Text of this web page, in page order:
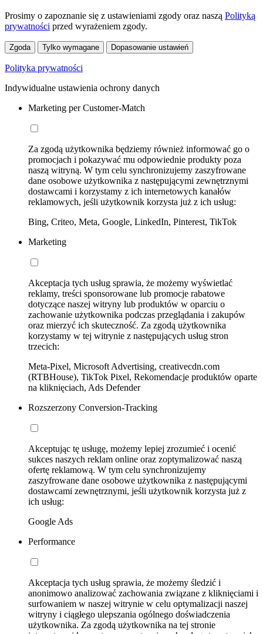
Prosimy o zapoznanie się z ustawieniami zgody oraz naszą Polityką
prywatności przed wyrażeniem zgody.
Zgoda Tylko wymagane Dopasowanie ustawień
Polityka prywatności
Indywidualne ustawienia ochrony danych
Marketing per Customer-Match
Za zgodą użytkownika będziemy również informować go o
promocjach i pokazywać mu odpowiednie produkty poza
naszą witryną. W tym celu synchronizujemy zaszyfrowane
dane osobowe użytkownika z następującymi zewnętrznymi
dostawcami i korzystamy z ich internetowych kanałów
reklamowych, jeśli użytkownik korzysta już z ich usług:
Bing, Criteo, Meta, Google, LinkedIn, Pinterest, TikTok
Marketing
Akceptacja tych usług sprawia, że możemy wyświetlać
reklamy, treści sponsorowane lub promocje rabatowe
dotyczące naszej witryny lub produktów w oparciu o
zachowanie użytkownika podczas przeglądania i zakupów
oraz mierzyć ich skuteczność. Za zgodą użytkownika
korzystamy w tej witrynie z następujących usług stron
trzecich:
Meta-Pixel, Microsoft Advertising, creativecdn.com
(RTBHouse), TikTok Pixel, Rekomendacje produktów oparte
na kliknięciach, Ads Defender
Rozszerzony Conversion-Tracking
Akceptując tę usługę, możemy lepiej zrozumieć i ocenić
sukces naszych reklam online oraz zoptymalizować naszą
ofertę reklamową. W tym celu synchronizujemy
zaszyfrowane dane osobowe użytkownika z następującymi
dostawcami zewnętrznymi, jeśli użytkownik korzysta już z
ich usług:
Google Ads
Performance
Akceptacja tych usług sprawia, że możemy śledzić i
anonimowo analizować zachowania związane z kliknięciami i
surfowaniem w naszej witrynie w celu optymalizacji naszej
witryny i ciągłego ulepszania ogólnego doświadczenia
użytkownika. Za zgodą użytkownika na tej stronie